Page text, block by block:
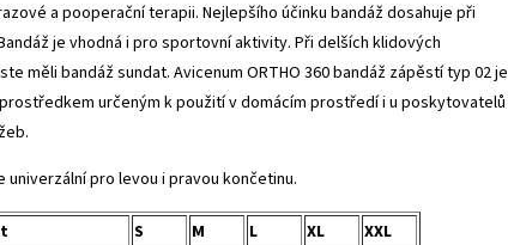
a pooperační terapii. Nejlepšího účinku bandáž dosahuje při
je vhodná i pro sportovní aktivity. Při delších klidových
měli bandáž sundat. Avicenum ORTHO 360 bandáž zápěstí typ 02 je
určeným k použití v domácím prostředí i u poskytovatelů
univerzální pro levou i pravou končetinu.
S M L XL
XXL